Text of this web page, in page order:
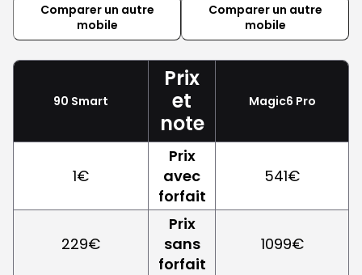
Comparer un autre
mobile
Comparer un autre
mobile
90 Smart
Prix
et
note
Magic6 Pro
1€
Prix
avec
forfait
541€
229€
Prix
sans
forfait
1099€